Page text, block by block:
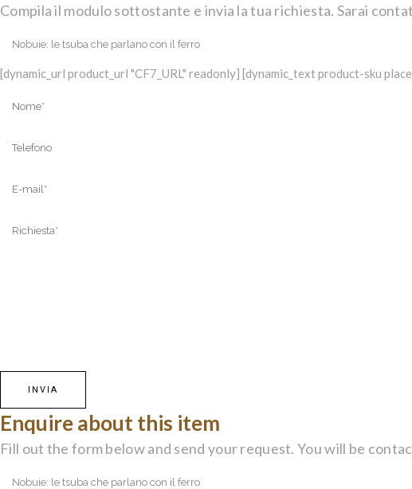
Compila il modulo sottostante e invia la tua richiesta. Sarai
[dynamic_url product_url "CF7_URL" readonly] [dynamic_text product-sku
Enquire about this item
Fill out the form below and send your request. You will be